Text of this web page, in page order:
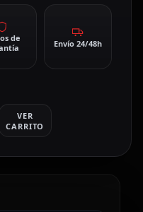
de
Envío 24/48h
VER
CARRITO